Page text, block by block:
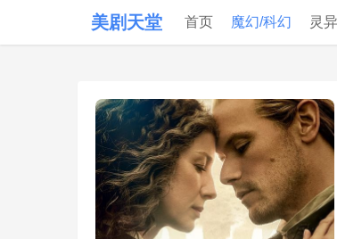
美剧天堂 首页 魔幻/科幻 灵